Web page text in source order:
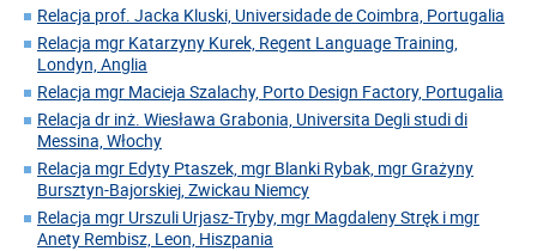
Relacja prof. Jacka Kluski, Universidade de Coimbra, Portugalia
Relacja mgr Katarzyny Kurek, Regent Language Training,
Londyn, Anglia
Relacja mgr Macieja Szalachy, Porto Design Factory, Portugalia
Relacja dr inż. Wiesława Grabonia, Universita Degli studi di
Messina, Włochy
Relacja mgr Edyty Ptaszek, mgr Blanki Rybak, mgr Grażyny
Bursztyn-Bajorskiej, Zwickau Niemcy
Relacja mgr Urszuli Urjasz-Tryby, mgr Magdaleny Stręk i mgr
Anety Rembisz, Leon, Hiszpania